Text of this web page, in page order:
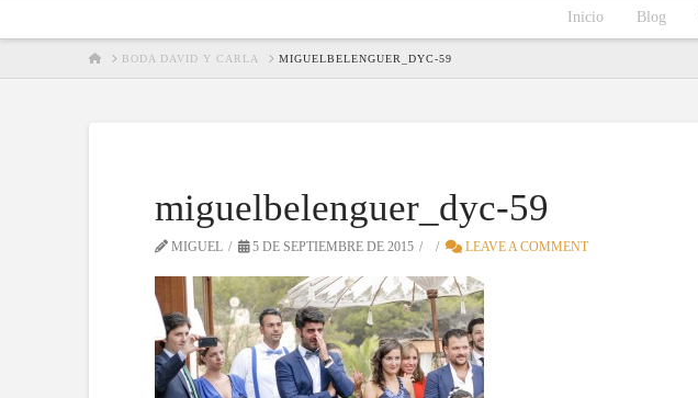
Inicio Blog
HOMEBODA DAVID Y CARLA MIGUELBELENGUER_DYC-59
miguelbelenguer_dyc-59
MIGUEL 5 DE SEPTIEMBRE DE 2015 LEAVE A COMMENT